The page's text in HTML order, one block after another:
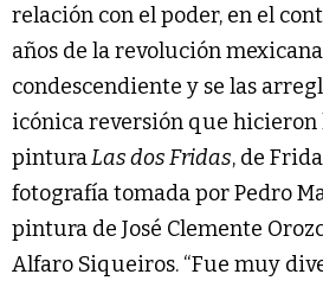
relación con el poder, en el
años de la revolución
condescendiente y se las
icónica reversión que hicieron
pinturaLas dos Fridas, de
fotografía tomada por Pedro
pintura de José Clemente
Alfaro Siqueiros. “Fue muy